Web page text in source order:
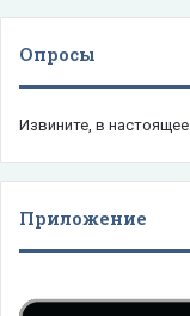
Опросы
Извините, в
Приложение